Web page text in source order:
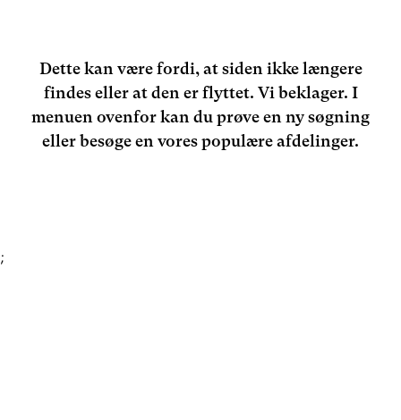
Dette kan være fordi, at siden ikke længere
findes eller at den er flyttet. Vi beklager. I
menuen ovenfor kan du prøve en ny søgning
eller besøge en vores populære afdelinger.
;